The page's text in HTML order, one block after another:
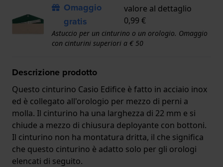
Omaggio
gratis
valore al dettaglio
0,99 €
Astuccio per un cinturino o un orologio. Omaggio
con cinturini superiori a € 50
Descrizione prodotto
Questo cinturino Casio Edifice è fatto in acciaio inox
ed è collegato all'orologio per mezzo di perni a
molla. Il cinturino ha una larghezza di 22 mm e si
chiude a mezzo di chiusura deployante con bottoni.
Il cinturino non ha montatura dritta, il che significa
che questo cinturino è adatto solo per gli orologi
elencati di seguito.